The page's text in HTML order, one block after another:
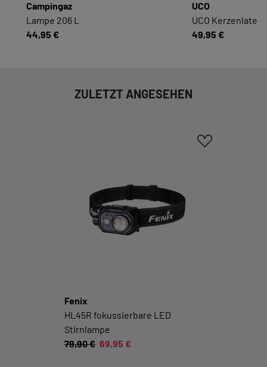
Campingaz
Lampe 206 L
44,95 €
UCO
UCO
49,95 €
ZULETZT ANGESEHEN
Fenix
HL45R fokussierbare LED
Stirnlampe
79,90 € 69,95 €